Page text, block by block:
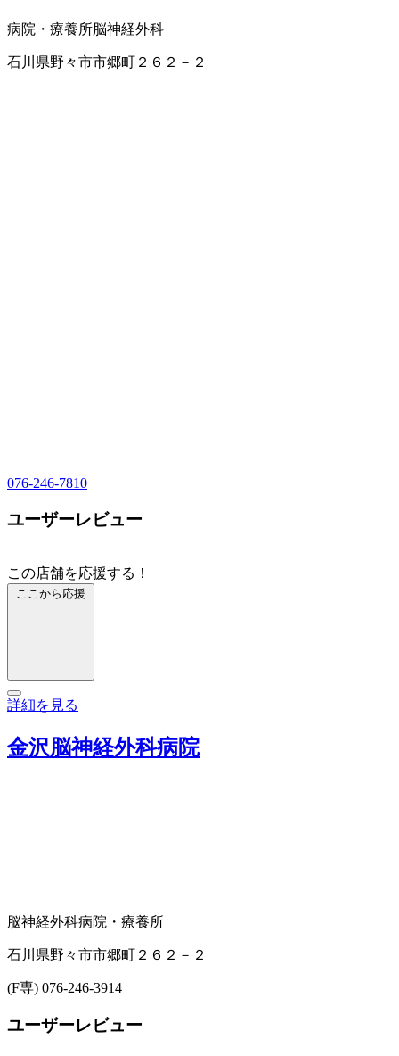
病院・療養所脳神経外科
石川県野々市市郷町２６２－２
076-246-7810
ユーザーレビュー
この店舗を応援する！
ここから応援
詳細を見る
金沢脳神経外科病院
脳神経外科病院・療養所
石川県野々市市郷町２６２－２
(F専) 076-246-3914
ユーザーレビュー